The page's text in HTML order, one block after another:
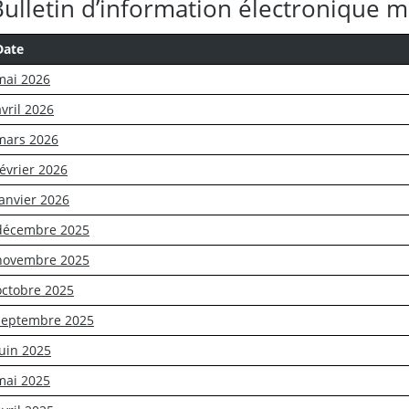
d’information électronique
2026
2026
2026
2026
2026
2025
2025
2025
2025
2025
2025